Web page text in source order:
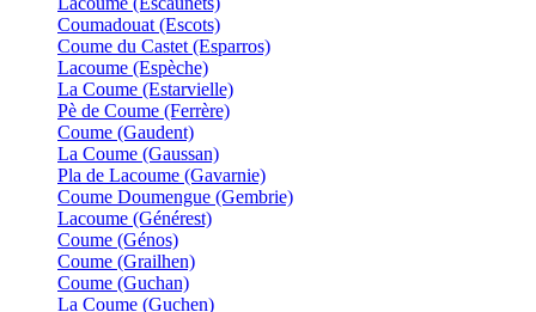
Coumadouat (Escots)
Coume du Castet (Esparros)
Lacoume (Espèche)
La Coume (Estarvielle)
Pè de Coume (Ferrère)
Coume (Gaudent)
La Coume (Gaussan)
Pla de Lacoume (Gavarnie)
Coume Doumengue (Gembrie)
Lacoume (Générest)
Coume (Génos)
Coume (Grailhen)
Coume (Guchan)
La Coume (Guchen)